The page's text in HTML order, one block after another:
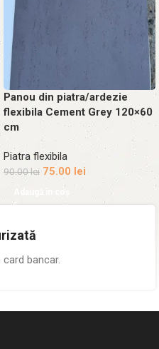
Panou din piatra/ardezie
flexibila Cement Grey 120×60
cm
Piatra flexibila
90.00lei 75.00 lei
Adaugă în coș
bancar.